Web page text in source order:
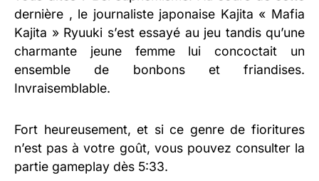
dernière , le journaliste japonaise Kajita « Mafia
Kajita » Ryuuki s’est essayé au jeu tandis qu’une
charmante jeune femme lui concoctait un
ensemble de bonbons et friandises.
Invraisemblable.
Fort heureusement, et si ce genre de fioritures
n’est pas à votre goût, vous pouvez consulter la
partie gameplay dès 5:33.